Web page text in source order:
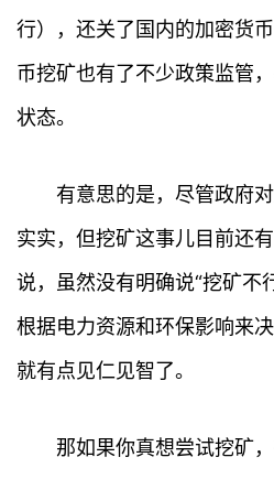
行），还关了国内的加密货
币挖矿也有了不少政策监管
状态。
有意思的是，尽管政府
实实，但挖矿这事儿目前还
说，虽然没有明确说“挖矿不
根据电力资源和环保影响来
就有点见仁见智了。
那如果你真想尝试挖矿